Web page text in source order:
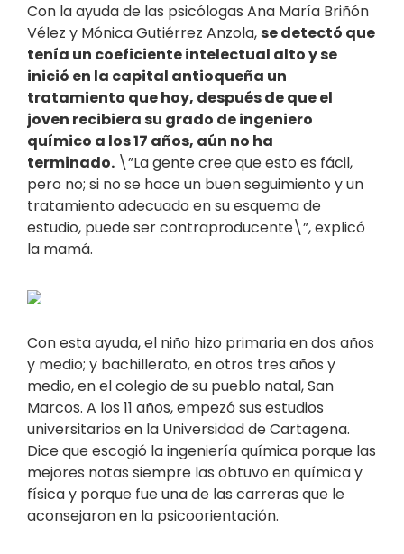
Con la ayuda de las psicólogas Ana María Briñón
Vélez y Mónica Gutiérrez Anzola,se detectó que
tenía un coeficiente intelectual alto y se
inició en la capital antioqueña un
tratamiento que hoy, después de que el
joven recibiera su grado de ingeniero
químico a los 17 años, aún no ha
terminado. \”La gente cree que esto es fácil,
pero no; si no se hace un buen seguimiento y un
tratamiento adecuado en su esquema de
estudio, puede ser contraproducente\”, explicó
la mamá.
Con esta ayuda, el niño hizo primaria en dos años
y medio; y bachillerato, en otros tres años y
medio, en el colegio de su pueblo natal, San
Marcos. A los 11 años, empezó sus estudios
universitarios en la Universidad de Cartagena.
Dice que escogió la ingeniería química porque las
mejores notas siempre las obtuvo en química y
física y porque fue una de las carreras que le
aconsejaron en la psicoorientación.